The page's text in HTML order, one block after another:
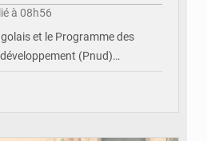
à 08h56
et le Programme des
(Pnud)…